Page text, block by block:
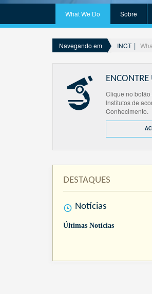
What We Do Sobre
Navegando em INCT
Clique no
Institutos de
Conhecimento.
DESTAQUES
Notícias
Últimas Notícias